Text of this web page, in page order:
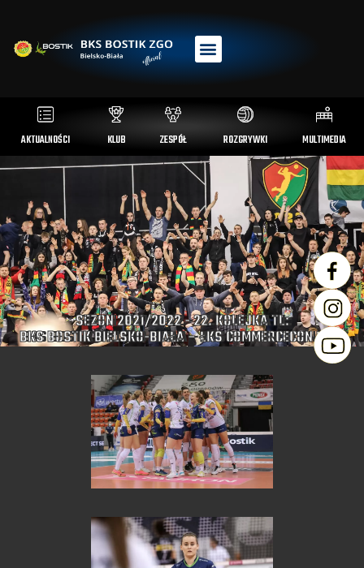
AKTUALNOŚCI KLUB ZESPÓŁ ROZGRYWKI MULTIMEDIA
SEZON 2021/2022 - 22. KOLEJKA TL:
BKS BOSTIK BIELSKO-BIAŁA – ŁKS COMMERCECON ŁÓDŹ